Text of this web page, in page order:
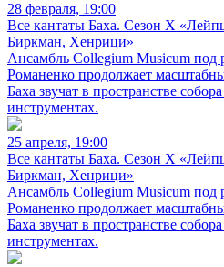
28 февраля, 19:00
Все кантаты Баха. Сезон X
Биркман, Хенрици»
Ансамбль Collegium Musicum под
Романенко продолжает
Баха звучат в пространстве
инструментах.
25 апреля, 19:00
Все кантаты Баха. Сезон X
Биркман, Хенрици»
Ансамбль Collegium Musicum под
Романенко продолжает
Баха звучат в пространстве
инструментах.